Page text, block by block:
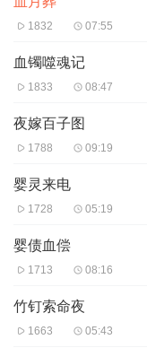
1832 07:55
血镯噬魂记
1833 08:47
夜嫁百子图
1788 09:19
婴灵来电
1728 05:19
婴债血偿
1713 08:16
竹钉索命夜
1663 05:43